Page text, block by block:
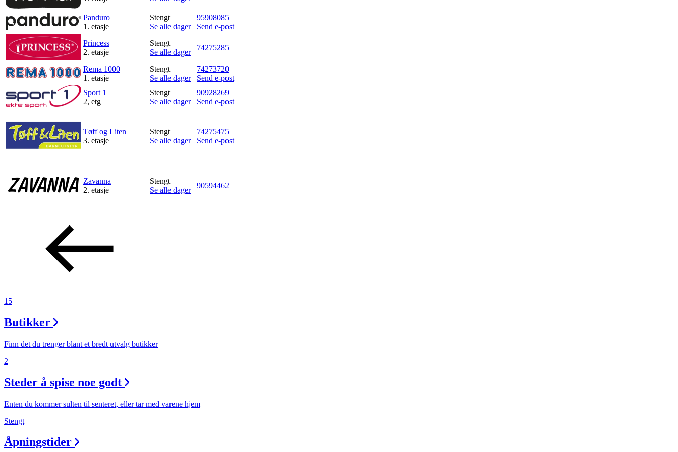
Magasin
Gavekort
Finn frem
Panduro
1. etasje
Stengt
Se alle dager
95908085
Send e-post
Princess
2. etasje
Stengt
Se alle dager
74275285
Rema 1000
1. etasje
Stengt
Se alle dager
74273720
Send e-post
Sport 1
2, etg
Stengt
Se alle dager
90928269
Send e-post
Tøff og Liten
3. etasje
Stengt
Se alle dager
74275475
Send e-post
Zavanna
2. etasje
Stengt
Se alle dager
90594462
15
Butikker
Finn det du trenger blant et bredt utvalg butikker
2
Steder å spise noe godt
Enten du kommer sulten til senteret, eller tar med varene hjem
Stengt
Åpningstider